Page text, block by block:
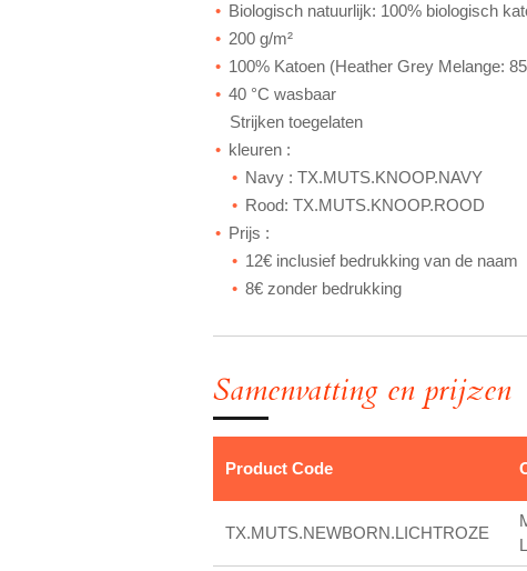
Biologisch natuurlijk: 100% biologisch
200 g/m²
100% Katoen (Heather Grey Melange:
40 °C wasbaar
Strijken toegelaten
kleuren :
Navy : TX.MUTS.KNOOP.NAVY
Rood: TX.MUTS.KNOOP.ROOD
Prijs :
12€ inclusief bedrukking van de naam
8€ zonder bedrukking
Samenvatting en prijzen
Product Code
TX.MUTS.NEWBORN.LICHTROZE